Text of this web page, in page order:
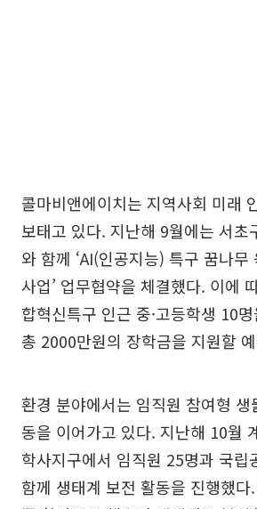
콜마비앤에이치는 지역사회 미래
보태고 있다. 지난해 9월에는 서초
와 함께 ‘AI(인공지능) 특구 꿈나무
사업’ 업무협약을 체결했다. 이에
합혁신특구 인근 중·고등학생 10
총 2000만원의 장학금을 지원할
환경 분야에서는 임직원 참여형 생
동을 이어가고 있다. 지난해 10월
학사지구에서 임직원 25명과 국립
함께 생태계 보전 활동을 진행했